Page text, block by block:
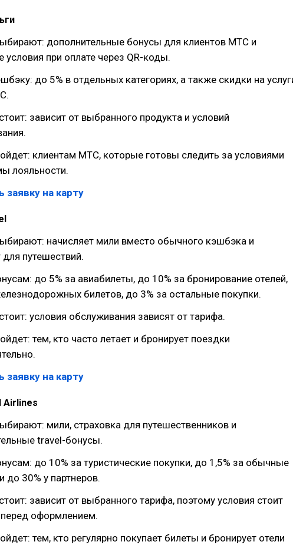
дополнительные бонусы для клиентов МТС и
условия при оплате через QR-коды.
до 5% в отдельных категориях, а также скидки на
зависит от выбранного продукта и условий
клиентам МТС, которые готовы следить за условиями
лояльности.
заявку на карту
начисляет мили вместо обычного кэшбэка и
для путешествий.
до 5% за авиабилеты, до 10% за бронирование отелей,
билетов, до 3% за остальные покупки.
условия обслуживания зависят от тарифа.
тем, кто часто летает и бронирует поездки
заявку на карту
Airlines
мили, страховка для путешественников и
travel-бонусы.
до 10% за туристические покупки, до 1,5% за обычные
до 30% у партнеров.
зависит от выбранного тарифа, поэтому условия стоит
перед оформлением.
тем, кто регулярно покупает билеты и бронирует отели